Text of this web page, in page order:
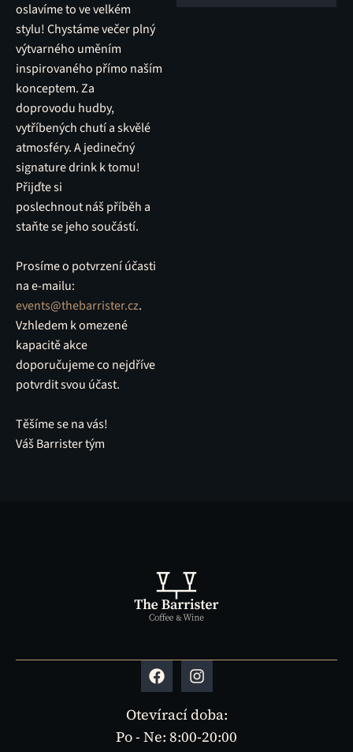
oslavíme to ve velkém
stylu! Chystáme večer plný
výtvarného uměním
inspirovaného přímo naším
konceptem. Za
doprovodu hudby,
vytříbených chutí a skvělé
atmosféry. A jedinečný
signature drink k tomu!
Přijďte si
poslechnout náš příběh a
staňte se jeho součástí.
Prosíme o potvrzení účasti
na e-mailu:
events@thebarrister.cz.
Vzhledem k omezené
kapacitě akce
doporučujeme co nejdříve
potvrdit svou účast.
Těšíme se na vás!
Váš Barrister tým
Otevírací doba:
Po - Ne: 8:00-20:00